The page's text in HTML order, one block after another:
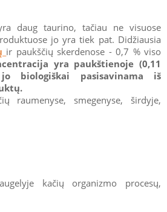
daug taurino, tačiau ne visuose
jo yra tiek pat. Didžiausia
ir paukščių skerdenose - 0,7 % viso
yra paukštienoje (0,11
biologiškai pasisavinama iš
raumenyse, smegenyse, širdyje,
kačių organizmo procesų,